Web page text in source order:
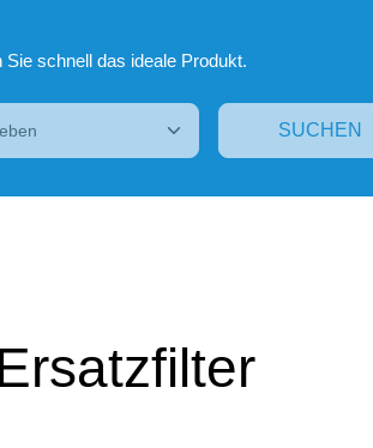
schnell das ideale Produkt.
SUCHEN